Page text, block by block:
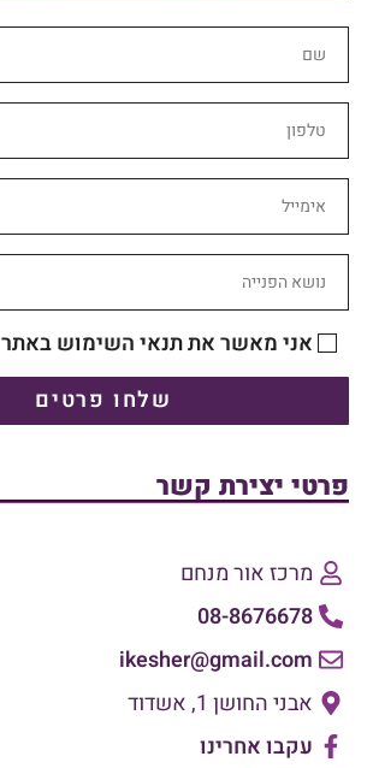
אני מאשר את תנאי השימוש באתר
שלחו פרטים
פרטי יצירת קשר
מרכז אור מנחם
08-8676678
ikesher@gmail.com
אבני החושן 1, אשדוד
עקבו אחרינו